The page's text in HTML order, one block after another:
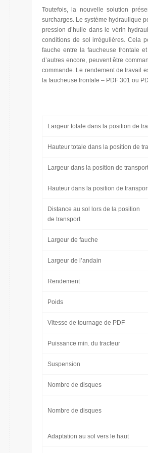
Toutefois, la nouvelle solution
surcharges. Le système hydraulique
pression d’huile dans le vérin
conditions de sol irrégulières. Cela
fauche entre la faucheuse frontale
d’autres encore, peuvent être
commande. Le rendement de travail
la faucheuse frontale – PDF 301 ou
Largeur totale dans la position de
Hauteur totale dans la position de
Largeur dans la position de transport
Hauteur dans la position de
Distance au sol lors de la position
de transport
Largeur de fauche
Largeur de l’andain
Rendement
Poids
Vitesse de tournage de PDF
Puissance min. du tracteur
Suspension
Nombre de disques
Nombre de disques
Adaptation au sol vers le haut